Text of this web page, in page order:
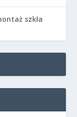
szkła